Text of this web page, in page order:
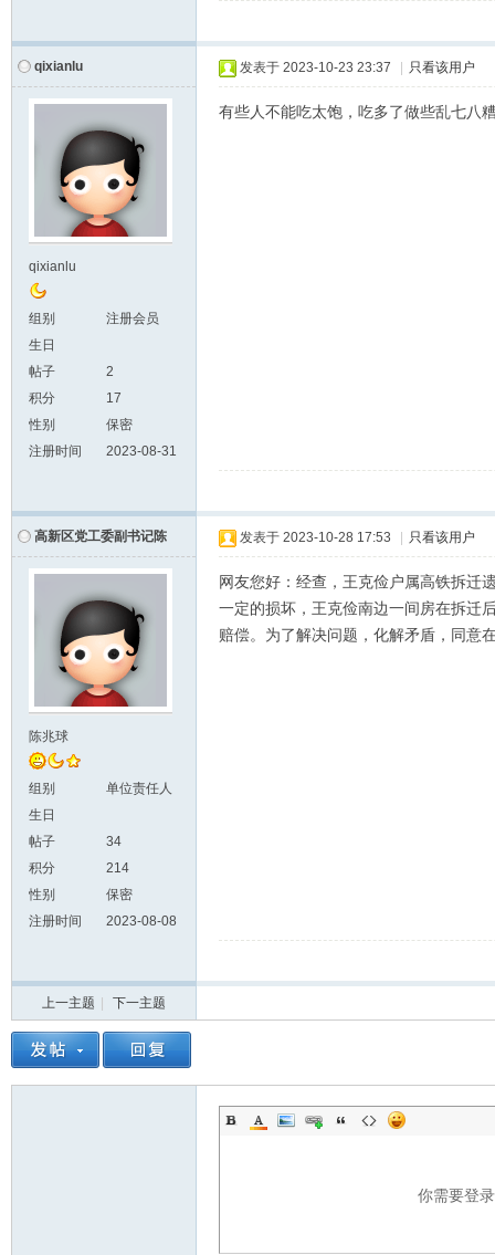
qixianlu
qixianlu
组别
注册会员
生日
帖子
2
积分
17
性别
保密
注册时间
2023-08-31
发表于 2023-10-23 23:37 只看该用户
有些人不能吃太饱，吃多了做些乱七八
高新区党工委副书记陈
陈兆球
组别
单位责任人
生日
帖子
34
积分
214
性别
保密
注册时间
2023-08-08
发表于 2023-10-28 17:53 只看该用户
网友您好：经查，王克俭户属高铁拆迁
一定的损坏，王克俭南边一间房在拆迁
赔偿。为了解决问题，化解矛盾，同意
上一主题 下一主题
你需要登